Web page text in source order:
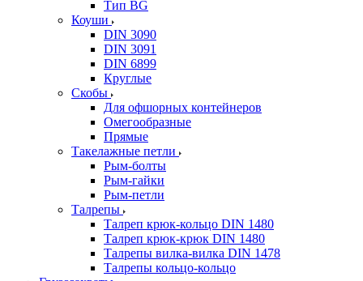
Тип BG
Коуши
DIN 3090
DIN 3091
DIN 6899
Круглые
Скобы
Для офшорных контейнеров
Омегообразные
Прямые
Такелажные петли
Рым-болты
Рым-гайки
Рым-петли
Талрепы
Талреп крюк-кольцо DIN 1480
Талреп крюк-крюк DIN 1480
Талрепы вилка-вилка DIN 1478
Талрепы кольцо-кольцо